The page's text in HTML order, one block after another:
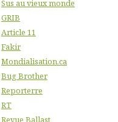
Sus au vieux monde
GRIB
Article 11
Fakir
Mondialisation.ca
Bug Brother
Reporterre
RT
Revue Ballast